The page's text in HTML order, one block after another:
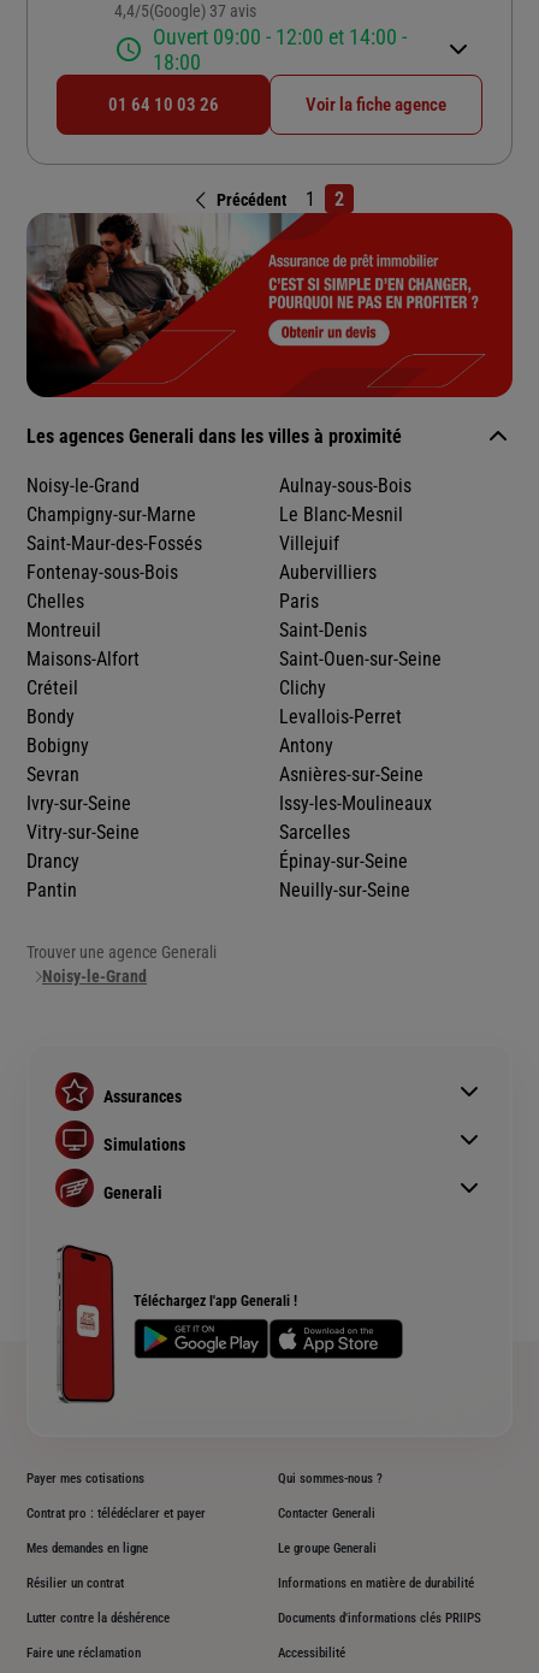
4,4/5Note de 4.4 sur 5
(Google) 37 avis
Ouvert 09:00 - 12:00 et 14:00 -
18:00
01 64 10 03 26 Voir la fiche agence
Précédent 1 2
Les agences Generali dans les villes à proximité
Noisy-le-Grand
Champigny-sur-Marne
Saint-Maur-des-Fossés
Fontenay-sous-Bois
Chelles
Montreuil
Maisons-Alfort
Créteil
Bondy
Bobigny
Sevran
Ivry-sur-Seine
Vitry-sur-Seine
Drancy
Pantin
Aulnay-sous-Bois
Le Blanc-Mesnil
Villejuif
Aubervilliers
Paris
Saint-Denis
Saint-Ouen-sur-Seine
Clichy
Levallois-Perret
Antony
Asnières-sur-Seine
Issy-les-Moulineaux
Sarcelles
Épinay-sur-Seine
Neuilly-sur-Seine
Trouver une agence Generali
Noisy-le-Grand
Téléchargez l'app Generali !
Assurances
Assurance auto
Assurance habitation
Assurance prêt immobilier
Complémentaire santé senior
Simulations
Simulation assurance auto
Devis assurance habitation
Devis assurance chien ou chat
Generali
Rendements fonds euros Generali
Accessibilité sourds et malentendants
Plan du site
Payer mes cotisations
Contrat pro : télédéclarer et payer
Mes demandes en ligne
Résilier un contrat
Lutter contre la déshérence
Faire une réclamation
Qui sommes-nous ?
Contacter Generali
Le groupe Generali
Informations en matière de durabilité
Documents d'informations clés PRIIPS
Accessibilité